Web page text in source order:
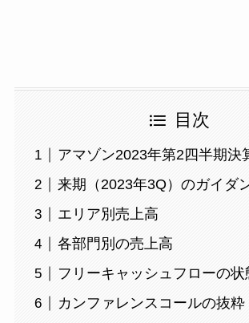
目次
アマゾン2023年第2四半期決
来期（2023年3Q）のガイダ
エリア別売上高
各部門別の売上高
フリーキャッシュフローの状
カンファレンスコールの抜粋